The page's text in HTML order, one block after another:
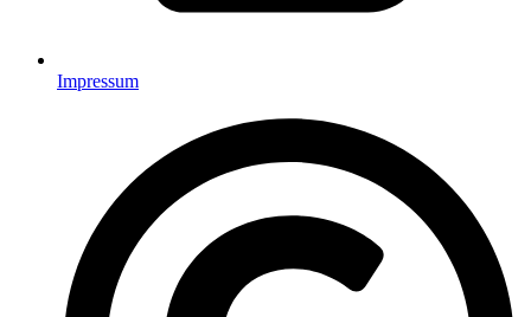
Impressum